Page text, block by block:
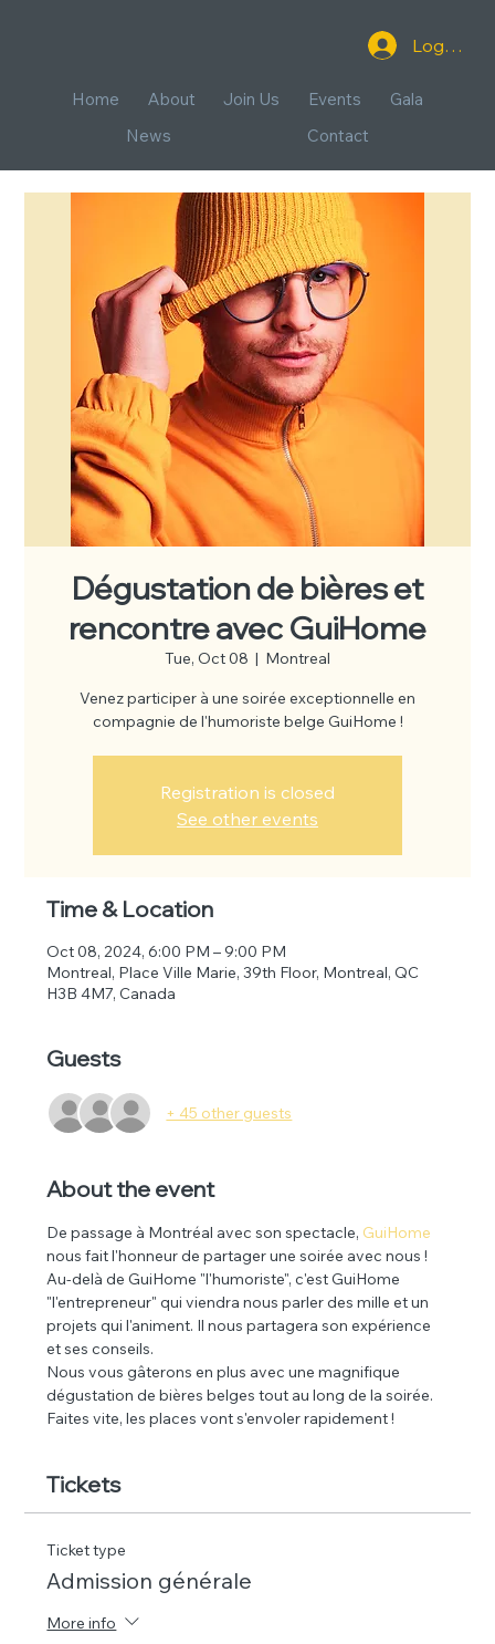
Home About Join Us Events
Gala
News
Contact
Log In
Dégustation de bières et
rencontre avec GuiHome
Tue, Oct 08
  |
Montreal
Venez participer à une soirée exceptionnelle en
compagnie de l'humoriste belge GuiHome !
Registration is closed
See other events
Time & Location
Oct 08, 2024, 6:00 PM – 9:00 PM
Montreal, Place Ville Marie, 39th Floor, Montreal, QC
H3B 4M7, Canada
Guests
+ 45 other guests
About the event
De passage à Montréal avec son spectacle, GuiHome
nous fait l'honneur de partager une soirée avec nous !
Au-delà de GuiHome "l'humoriste", c'est GuiHome
"l'entrepreneur" qui viendra nous parler des mille et un
projets qui l'animent. Il nous partagera son expérience
et ses conseils.
Nous vous gâterons en plus avec une magnifique
dégustation de bières belges tout au long de la soirée.
Faites vite, les places vont s'envoler rapidement !
Tickets
Ticket type
Admission générale
More info